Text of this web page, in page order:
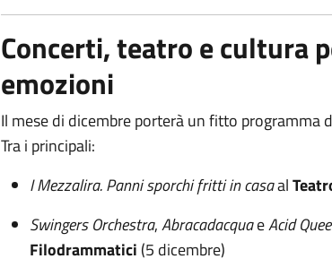
Concerti, teatro e cultura
emozioni
Il mese di dicembre porterà un fitto programma
Tra i principali:
I Mezzalira. Panni sporchi fritti in casaal
Swingers Orchestra,AbracadacquaeAcid
Filodrammatici (5 dicembre)